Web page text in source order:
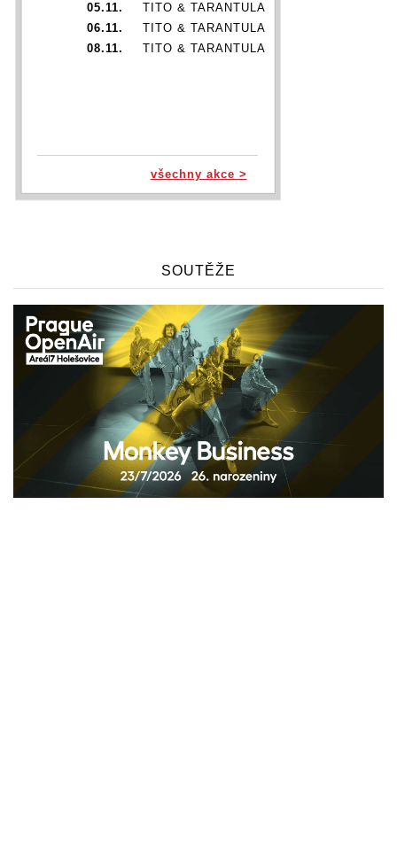
05.11.
TITO & TARANTULA
06.11.
TITO & TARANTULA
08.11.
TITO & TARANTULA
všechny akce >
SOUTĚŽE